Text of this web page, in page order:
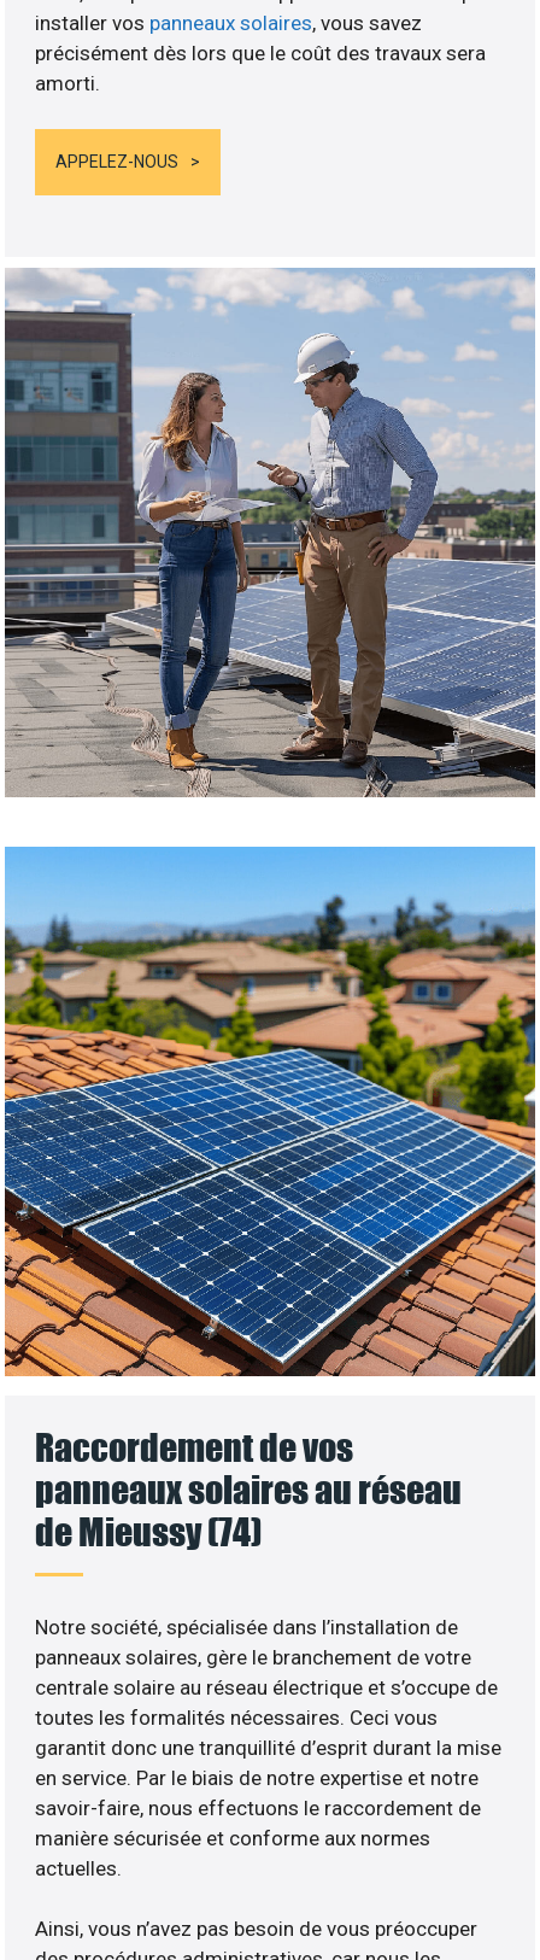
installer vos panneaux solaires, vous savez
précisément dès lors que le coût des travaux sera
amorti.
APPELEZ-NOUS
Raccordement de vos
panneaux solaires au réseau
de Mieussy (74)
Notre société, spécialisée dans l’installation de
panneaux solaires, gère le branchement de votre
centrale solaire au réseau électrique et s’occupe de
toutes les formalités nécessaires. Ceci vous
garantit donc une tranquillité d’esprit durant la mise
en service. Par le biais de notre expertise et notre
savoir-faire, nous effectuons le raccordement de
manière sécurisée et conforme aux normes
actuelles.
Ainsi, vous n’avez pas besoin de vous préoccuper